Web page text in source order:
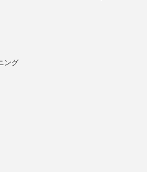
ング